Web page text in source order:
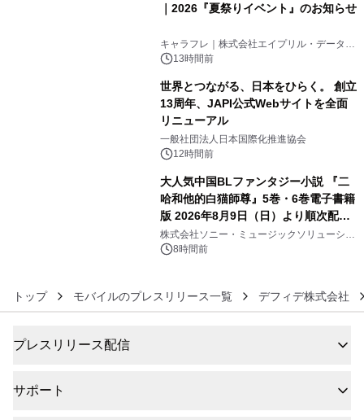
｜2026『夏祭りイベント』のお知らせ
キャラフレ｜株式会社エイプリル・データ・
デザインズ
13時間前
世界とつながる、日本をひらく。 創立
13周年、JAPI公式Webサイトを全面
リニューアル
一般社団法人日本国際化推進協会
12時間前
大人気中国BLファンタジー小説 『二
哈和他的白猫師尊』5巻・6巻電子書籍
版 2026年8月9日（日）より順次配信
開始
株式会社ソニー・ミュージックソリューショ
ンズ8時間前
トップ モバイルのプレスリリース一覧 デフィデ株式会社
プレスリリース配信
サポート